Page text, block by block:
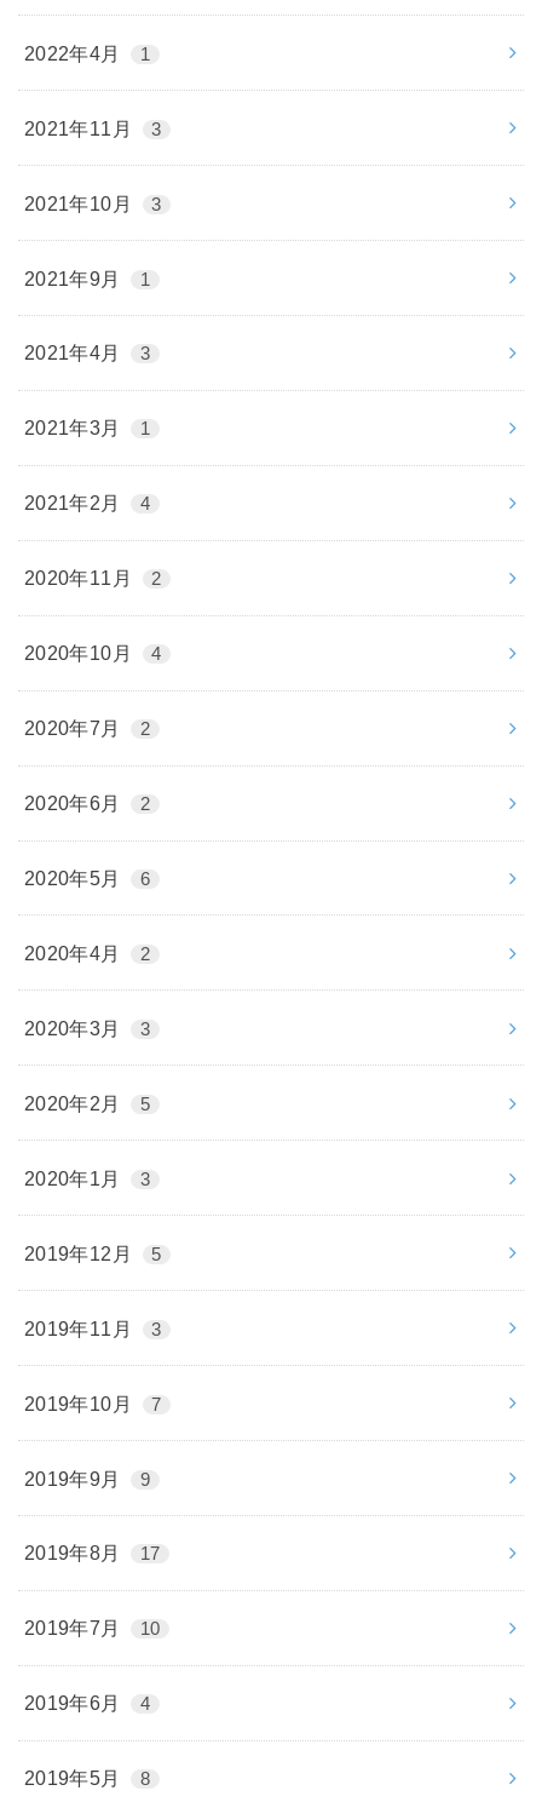
2022年4月 1
2021年11月 3
2021年10月 3
2021年9月 1
2021年4月 3
2021年3月 1
2021年2月 4
2020年11月 2
2020年10月 4
2020年7月 2
2020年6月 2
2020年5月 6
2020年4月 2
2020年3月 3
2020年2月 5
2020年1月 3
2019年12月 5
2019年11月 3
2019年10月 7
2019年9月 9
2019年8月 17
2019年7月 10
2019年6月 4
2019年5月 8